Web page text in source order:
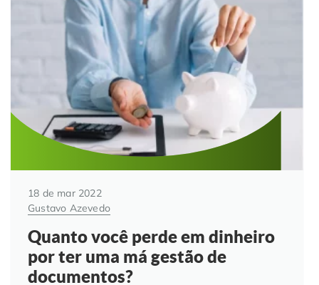
Automação de Processos
Educação Corporativa
Gerenciamento de NF-e
Adequação à LGPD
Assinatura Digital
Auditoria de Processos
Transformação Digital
Hospitais e Clínicas
Instituições de Ensino
Departamento Pessoal
Departamento Financeiro
Cooperativas
Cases de Sucesso
Nossas Unidades
Trabalhe Conosco
O QUE NOS DIFERENCIA? DESCUBRA
18 de mar 2022
Gustavo Azevedo
Quanto você perde em dinheiro
por ter uma má gestão de
documentos?